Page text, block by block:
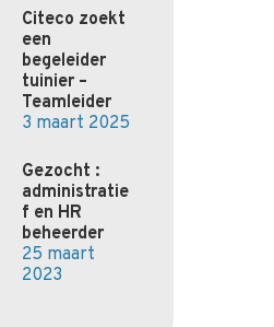
Citeco zoekt
een
begeleider
tuinier –
Teamleider
3 maart 2025
Gezocht :
administratie
f en HR
beheerder
25 maart
2023